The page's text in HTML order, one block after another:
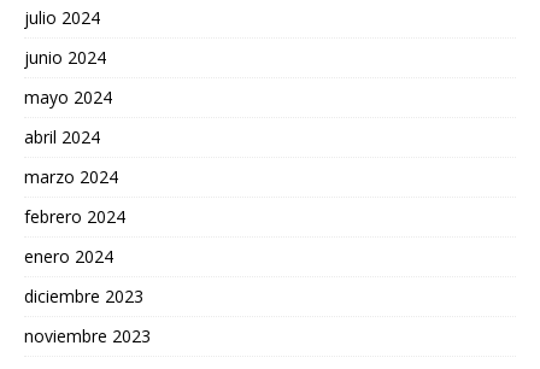
julio 2024
junio 2024
mayo 2024
abril 2024
marzo 2024
febrero 2024
enero 2024
diciembre 2023
noviembre 2023